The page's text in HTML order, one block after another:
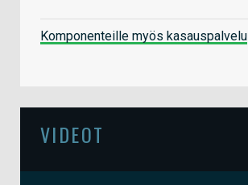
Komponenteille myös kasauspalvelu
VIDEOT